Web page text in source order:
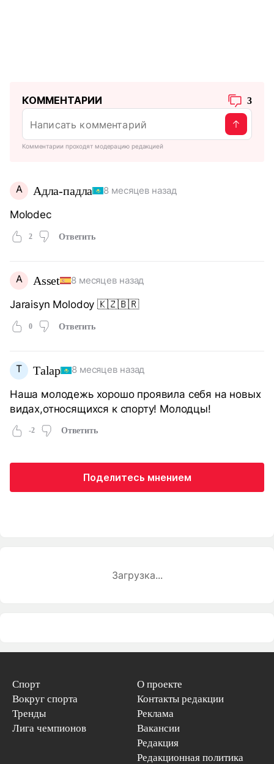
КОММЕНТАРИИ 3
Комментарии проходят модерацию редакцией
А Адла-падла 8 месяцев назад
Molodec
2 Ответить
A Asset 8 месяцев назад
Jaraisyn Molodoy 🇰🇿🇧🇷
0 Ответить
Т Тalap 8 месяцев назад
Наша молодежь хорошо проявила себя на новых
видах,относящихся к спорту! Молодцы!
-2 Ответить
Поделитесь мнением
Загрузка...
Спорт
Вокруг спорта
Тренды
Лига чемпионов
О проекте
Контакты редакции
Реклама
Вакансии
Редакция
Редакционная политика